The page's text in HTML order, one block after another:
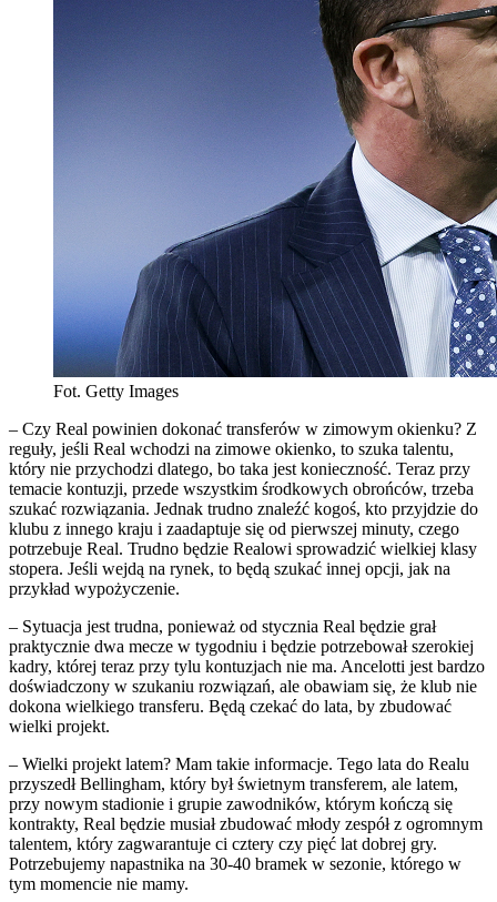
Fot. Getty Images
– Czy Real powinien dokonać transferów w zimowym okienku? Z
reguły, jeśli Real wchodzi na zimowe okienko, to szuka talentu,
który nie przychodzi dlatego, bo taka jest konieczność. Teraz przy
temacie kontuzji, przede wszystkim środkowych obrońców, trzeba
szukać rozwiązania. Jednak trudno znaleźć kogoś, kto przyjdzie do
klubu z innego kraju i zaadaptuje się od pierwszej minuty, czego
potrzebuje Real. Trudno będzie Realowi sprowadzić wielkiej klasy
stopera. Jeśli wejdą na rynek, to będą szukać innej opcji, jak na
przykład wypożyczenie.
– Sytuacja jest trudna, ponieważ od stycznia Real będzie grał
praktycznie dwa mecze w tygodniu i będzie potrzebował szerokiej
kadry, której teraz przy tylu kontuzjach nie ma. Ancelotti jest bardzo
doświadczony w szukaniu rozwiązań, ale obawiam się, że klub nie
dokona wielkiego transferu. Będą czekać do lata, by zbudować
wielki projekt.
– Wielki projekt latem? Mam takie informacje. Tego lata do Realu
przyszedł Bellingham, który był świetnym transferem, ale latem,
przy nowym stadionie i grupie zawodników, którym kończą się
kontrakty, Real będzie musiał zbudować młody zespół z ogromnym
talentem, który zagwarantuje ci cztery czy pięć lat dobrej gry.
Potrzebujemy napastnika na 30-40 bramek w sezonie, którego w
tym momencie nie mamy.